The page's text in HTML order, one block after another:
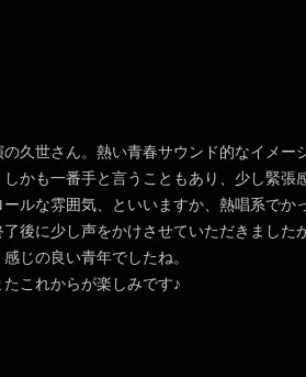
久世さん。熱い青春サウンド的なイメー
かも一番手と言うこともあり、少し緊張
ルな雰囲気、といいますか、熱唱系でか
後に少し声をかけさせていただきましたが
じの良い青年でしたね。
これからが楽しみです♪